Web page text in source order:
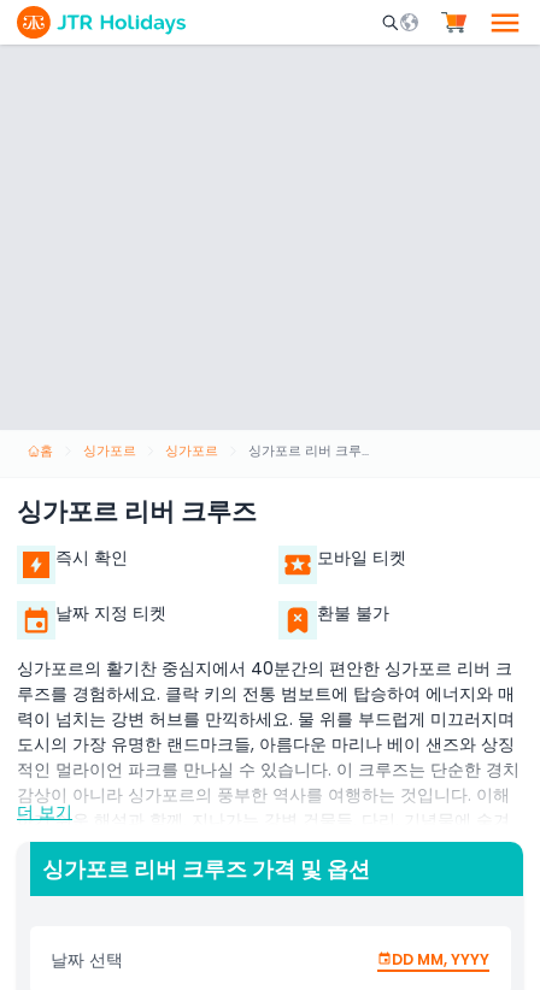
Mobile Search
홈 싱가포르 싱가포르 싱가포르 리버 크루즈
싱가포르 리버 크루즈
즉시 확인 모바일 티켓
날짜 지정 티켓 환불 불가
싱가포르의 활기찬 중심지에서 40분간의 편안한 싱가포르 리버 크
루즈를 경험하세요. 클락 키의 전통 범보트에 탑승하여 에너지와 매
력이 넘치는 강변 허브를 만끽하세요. 물 위를 부드럽게 미끄러지며
도시의 가장 유명한 랜드마크들, 아름다운 마리나 베이 샌즈와 상징
적인 멀라이언 파크를 만나실 수 있습니다. 이 크루즈는 단순한 경치
감상이 아니라 싱가포르의 풍부한 역사를 여행하는 것입니다. 이해
하기 쉬운 해설과 함께, 지나가는 강변 건물들, 다리, 기념물에 숨겨
진 흥미로운 이야기를 배울 수 있습니다. 강이 번화한 무역로였던 시
절부터 오늘날 현대적인 도시경관으로 변모하기까지, 내레이션은 싱
가포르의 과거를 생생하게 되살려 줍니다. 처음 방문하든 재방문이
문화, 역사, 그리고 아름다운 경관을 즐기며 휴식을 원하시는 분들께
완벽합니다. 편안히 앉아 바람을 즐기며, 싱가포르를 특별하게 만드
더 보기
싱가포르 리버 크루즈 가격 및 옵션
날짜 선택 DD MM, YYYY